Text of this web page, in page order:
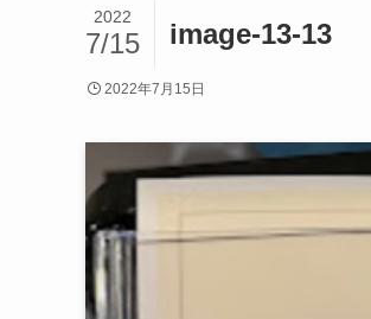
image-13-13
2022
7/15
2022年7月15日